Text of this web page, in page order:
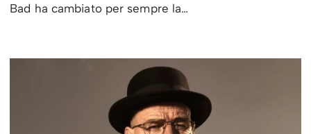
Bad ha cambiato per sempre la…